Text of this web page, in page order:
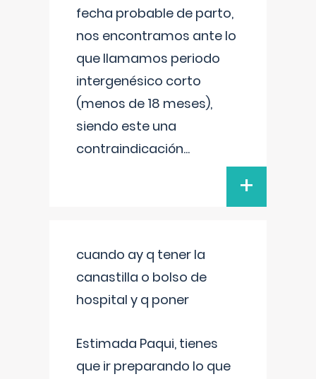
fecha probable de parto,
nos encontramos ante lo
que llamamos periodo
intergenésico corto
(menos de 18 meses),
siendo este una
contraindicación...
+
cuando ay q tener la
canastilla o bolso de
hospital y q poner
Estimada Paqui, tienes
que ir preparando lo que